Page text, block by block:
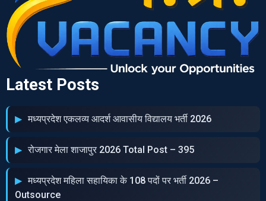
Latest Posts
मध्‍यप्रदेश एकलव्‍य आदर्श आवासीय विद्यालय भर्ती 2026
रोजगार मेला शाजापुर 2026 Total Post – 395
मध्‍यप्रदेश महिला सहायिका के 108 पदों पर भर्ती 2026 –
Outsource